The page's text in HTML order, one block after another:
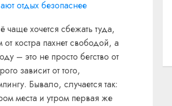
отдых безопаснее
чаще хочется сбежать туда,
костра пахнет свободой, а
– это не просто бегство от
зависит от того,
Бывало, случается так:
места и утром первая же